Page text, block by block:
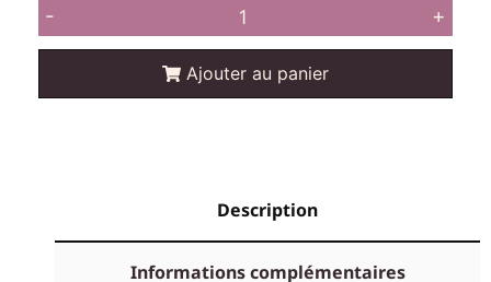
- +
Ajouter au panier
Description
Informations complémentaires